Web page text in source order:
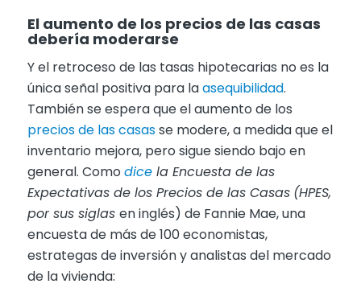
El aumento de los precios de las casas
debería moderarse
Y el retroceso de las tasas hipotecarias no es la
única señal positiva para laasequibilidad.
También se espera que el aumento de los
precios de las casasse modere, a medida que el
inventario mejora, pero sigue siendo bajo en
general. Como dicela Encuesta de las
Expectativas de los Precios de las Casas (HPES,
por sus siglas en inglés) de Fannie Mae, una
encuesta de más de 100 economistas,
estrategas de inversión y analistas del mercado
de la vivienda: